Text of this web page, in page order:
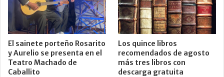
El sainete porteño Rosarito
y Aurelio se presenta en el
Teatro Machado de
Caballito
Los quince libros
recomendados de agosto
más tres libros con
descarga gratuita